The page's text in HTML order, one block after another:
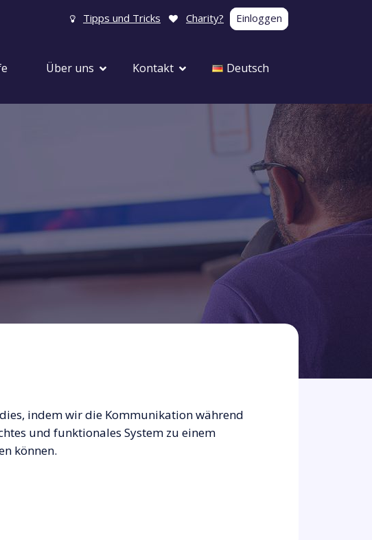
Tipps und Tricks Charity? Einloggen
Geburtstag
Babyparty
Über uns Kontakt Deutsch
indem wir die Kommunikation während
und funktionales System zu einem
können.